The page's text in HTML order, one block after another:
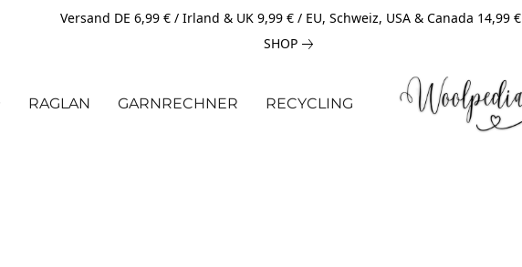
Versand DE 6,99 € / Irland & UK 9,99 € / EU, Schweiz, USA & Canada 14,99 €
SHOP
RAGLAN GARNRECHNER RECYCLING